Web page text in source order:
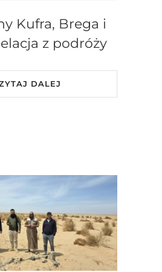
Kufra, Brega i
z podróży
DALEJ